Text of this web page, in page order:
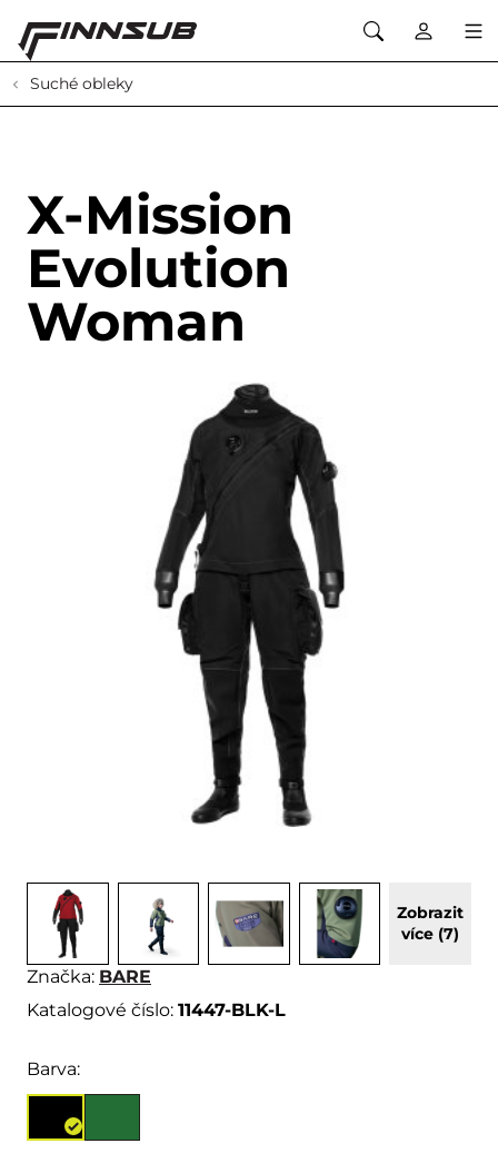
Suché obleky
X-Mission
Evolution
Woman
Zobrazit
více (7)
Značka: BARE
Katalogové číslo: 11447-BLK-L
Barva: